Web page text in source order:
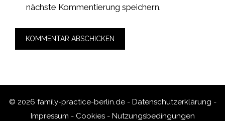
nächste Kommentierung speichern.
© 2026 family-practice-berlin.de - Datenschutzerklärung -
Impressum - Cookies- Nutzungsbedingungen